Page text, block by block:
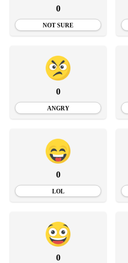
0
NOT SURE
0
ANGRY
0
LOL
0